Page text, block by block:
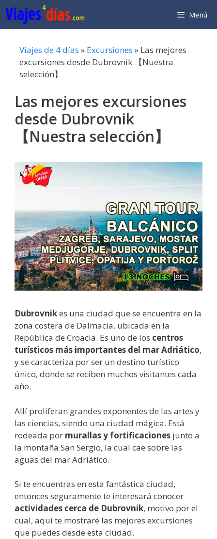
Saltar
al
contenido
Menú
Viajes de 4 días » Excursiones » Las mejores
excursiones desde Dubrovnik 【Nuestra
selección】
Las mejores excursiones
desde Dubrovnik
【Nuestra selección】
Dubrovnikes una ciudad que se encuentra en la
zona costera de Dalmacia, ubicada en la
República de Croacia. Es uno de los centros
turísticos más importantes del mar Adriático,
y se caracteriza por ser un destino turístico
único, donde se reciben muchos visitantes cada
año.
Allí proliferan grandes exponentes de las artes y
las ciencias, siendo una ciudad mágica. Está
rodeada por murallas y fortificaciones junto a
la montaña San Sergio, la cual cae sobre las
aguas del mar Adriático.
Si te encuentras en esta fantástica ciudad,
entonces seguramente te interesará conocer
actividades cerca de Dubrovnik, motivo por el
cual, aquí te mostraré las mejores excursiones
que puedes desde esta ciudad.